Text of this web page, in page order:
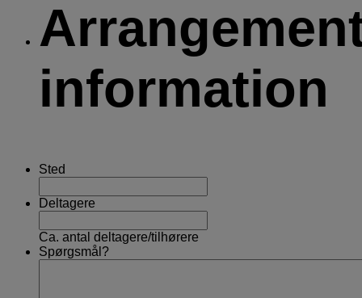
information
Sted
Deltagere
Ca. antal deltagere/tilhørere
Spørgsmål?